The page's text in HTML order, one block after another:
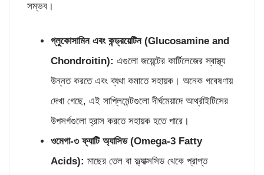
সম্ভব।
গ্লুকোসামিন এবং কন্ড্রয়েটিন (Glucosamine and
Chondroitin): এগুলো জয়েন্টের কার্টিলেজের স্বাস্থ্য
উন্নত করতে এবং ব্যথা কমাতে সহায়ক। অনেক গবেষণায়
দেখা গেছে, এই সাপ্লিমেন্টগুলো দীর্ঘমেয়াদে আর্থ্রাইটিসের
উপসর্গগুলো হ্রাস করতে সহায়ক হতে পারে।
ওমেগা-৩ ফ্যাটি অ্যাসিড (Omega-3 Fatty
Acids): মাছের তেল বা ফ্ল্যাক্সসিড থেকে প্রাপ্ত